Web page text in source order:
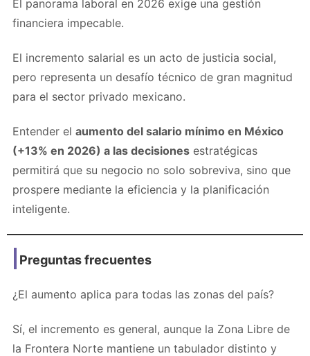
El panorama laboral en 2026 exige una gestión
financiera impecable.
El incremento salarial es un acto de justicia social,
pero representa un desafío técnico de gran magnitud
para el sector privado mexicano.
Entender el aumento del salario mínimo en México
(+13% en 2026) a las decisiones estratégicas
permitirá que su negocio no solo sobreviva, sino que
prospere mediante la eficiencia y la planificación
inteligente.
Preguntas frecuentes
¿El aumento aplica para todas las zonas del país?
Sí, el incremento es general, aunque la Zona Libre de
la Frontera Norte mantiene un tabulador distinto y